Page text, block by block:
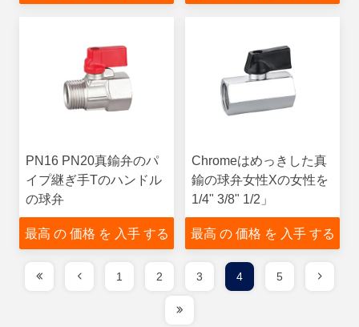
PN16 PN20真鍮弁のパ
イプ継ぎ手Tのハンドル
の球弁
最高 の 価格 を 入手 する
Chromeはめっきした真
鍮の球弁女性Xの女性を
1/4" 3/8" 1/2」
最高 の 価格 を 入手 する
1 2 3 4 5